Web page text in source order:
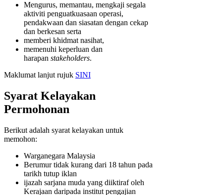
Mengurus, memantau, mengkaji segala
aktiviti penguatkuasaan operasi,
pendakwaan dan siasatan dengan cekap
dan berkesan serta
memberi khidmat nasihat,
memenuhi keperluan dan
harapan stakeholders.
Maklumat lanjut rujuk SINI
Syarat Kelayakan
Permohonan
Berikut adalah syarat kelayakan untuk
memohon:
Warganegara Malaysia
Berumur tidak kurang dari 18 tahun pada
tarikh tutup iklan
ijazah sarjana muda yang diiktiraf oleh
Kerajaan daripada institut pengajian